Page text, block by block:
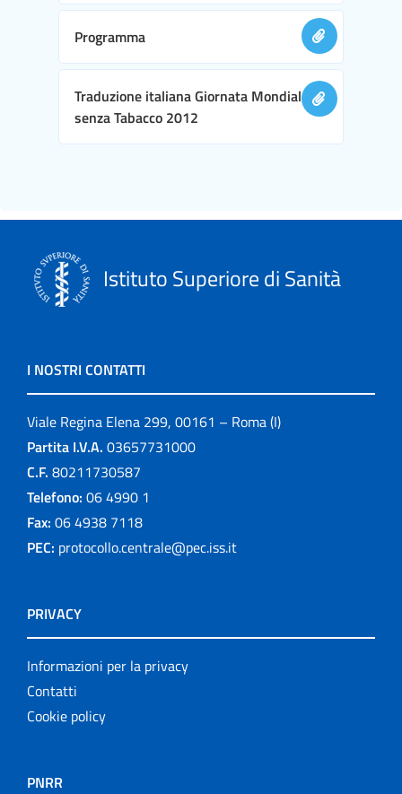
Programma
Traduzione italiana Giornata Mondiale
senza Tabacco 2012
Istituto Superiore di Sanità
I NOSTRI CONTATTI
Viale Regina Elena 299, 00161 – Roma (I)
Partita I.V.A. 03657731000
C.F. 80211730587
Telefono: 06 4990 1
Fax: 06 4938 7118
PEC: protocollo.centrale@pec.iss.it
PRIVACY
Informazioni per la privacy
Contatti
Cookie policy
PNRR